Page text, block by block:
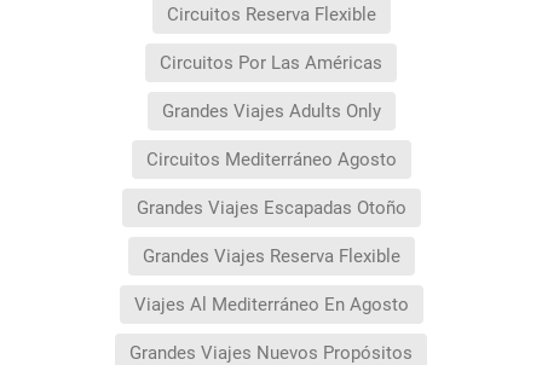
Circuitos Reserva Flexible
Circuitos Por Las Américas
Grandes Viajes Adults Only
Circuitos Mediterráneo Agosto
Grandes Viajes Escapadas Otoño
Grandes Viajes Reserva Flexible
Viajes Al Mediterráneo En Agosto
Grandes Viajes Nuevos Propósitos